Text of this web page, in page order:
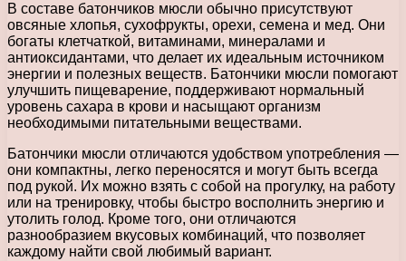
В составе батончиков мюсли обычно присутствуют
овсяные хлопья, сухофрукты, орехи, семена и мед. Они
богаты клетчаткой, витаминами, минералами и
антиоксидантами, что делает их идеальным источником
энергии и полезных веществ. Батончики мюсли помогают
улучшить пищеварение, поддерживают нормальный
уровень сахара в крови и насыщают организм
необходимыми питательными веществами.
Батончики мюсли отличаются удобством употребления —
они компактны, легко переносятся и могут быть всегда
под рукой. Их можно взять с собой на прогулку, на работу
или на тренировку, чтобы быстро восполнить энергию и
утолить голод. Кроме того, они отличаются
разнообразием вкусовых комбинаций, что позволяет
каждому найти свой любимый вариант.